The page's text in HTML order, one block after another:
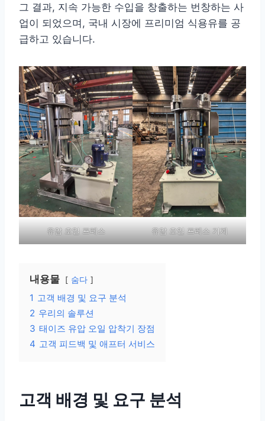
그 결과, 지속 가능한 수입을 창출하는 번창하는 사
업이 되었으며, 국내 시장에 프리미엄 식용유를 공
급하고 있습니다.
유압 오일 프레스 유압 오일 프레스 기계
내용물 숨다
1 고객 배경 및 요구 분석
2 우리의 솔루션
3 태이즈 유압 오일 압착기 장점
4 고객 피드백 및 애프터 서비스
고객 배경 및 요구 분석